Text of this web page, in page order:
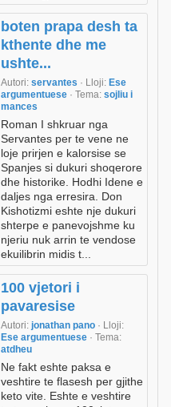
boten prapa desh ta
kthente dhe me
ushte...
Autori: servantes · Lloji: Ese
argumentuese · Tema: sojliu i
mances
Roman I shkruar nga
Servantes per te vene ne
loje prirjen e kalorsise se
Spanjes si dukuri shoqerore
dhe historike. Hodhi Idene e
daljes nga erresira. Don
Kishotizmi eshte nje dukuri
shterpe e panevojshme ku
njeriu nuk arrin te vendose
ekuilibrin midis t...
100 vjetori i
pavaresise
Autori: jonathan pano · Lloji:
Ese argumentuese · Tema:
atdheu
Ne fakt eshte paksa e
veshtire te flasesh per gjithe
keto vite. Eshte e veshtire